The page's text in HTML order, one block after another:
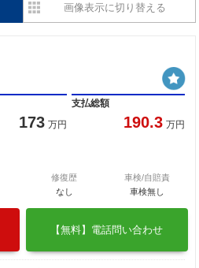
画像表示に切り替える
173 万円
支払総額
190.3 万円
修復歴
なし
車検/自賠責
車検無し
【無料】電話問い合わせ